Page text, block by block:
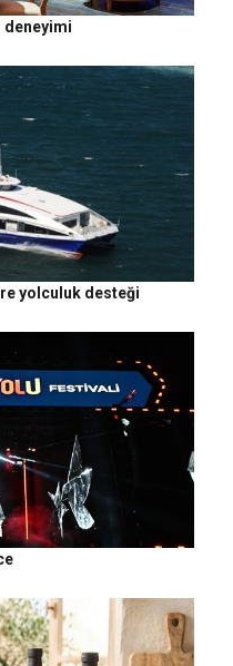
deneyimi
yolculuk desteği